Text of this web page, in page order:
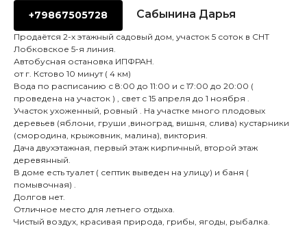
+79867505728 Сабынина Дарья
Продаётся 2-х этажный садовый дом, участок 5 соток в СНТ
Лобковское 5-я линия.
Автобусная остановка ИПФРАН.
от г. Кстово 10 минут ( 4 км)
Вода по расписанию с 8:00 до 11:00 и с 17:00 до 20:00 (
проведена на участок ) , свет с 15 апреля до 1 ноября .
Участок ухоженный, ровный . На участке много плодовых
деревьев (яблони, груши ,виноград, вишня, слива) кустарники
(смородина, крыжовник, малина), виктория.
Дача двухэтажная, первый этаж кирпичный, второй этаж
деревянный.
В доме есть туалет ( септик выведен на улицу) и баня (
помывочная) .
Долгов нет.
Отличное место для летнего отдыха.
Чистый воздух, красивая природа, грибы, ягоды, рыбалка.